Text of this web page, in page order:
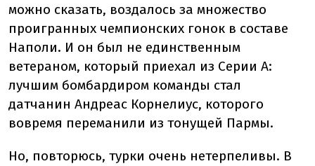
можно сказать, воздалось за множество
проигранных чемпионских гонок в составе
Наполи. И он был не единственным
ветераном, который приехал из Серии А:
лучшим бомбардиром команды стал
датчанин Андреас Корнелиус, которого
вовремя переманили из тонущей Пармы.
Но, повторюсь, турки очень нетерпеливы. В